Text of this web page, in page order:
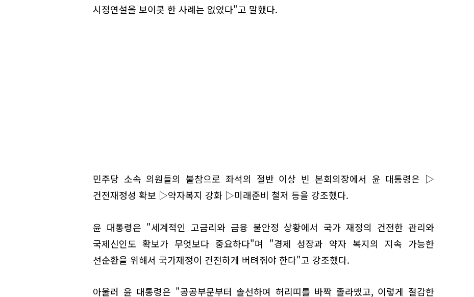
시정연설을 보이콧 한 사례는 없었다"고 말했다.
민주당 소속 의원들의 불참으로 좌석의 절반 이상 빈 본회의장에서 윤 대통령은 ▷
건전재정성 확보 ▷약자복지 강화 ▷미래준비 철저 등을 강조했다.
윤 대통령은 "세계적인 고금리와 금융 불안정 상황에서 국가 재정의 건전한 관리와
국제신인도 확보가 무엇보다 중요하다"며 "경제 성장과 약자 복지의 지속 가능한
선순환을 위해서 국가재정이 건전하게 버텨줘야 한다"고 강조했다.
아울러 윤 대통령은 "공공부문부터 솔선하여 허리띠를 바짝 졸라맸고, 이렇게 절감한